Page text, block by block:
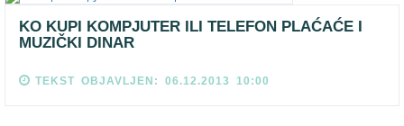
KO KUPI KOMPJUTER ILI TELEFON PLAĆAĆE I
MUZIČKI DINAR
TEKST OBJAVLJEN: 06.12.2013 10:00